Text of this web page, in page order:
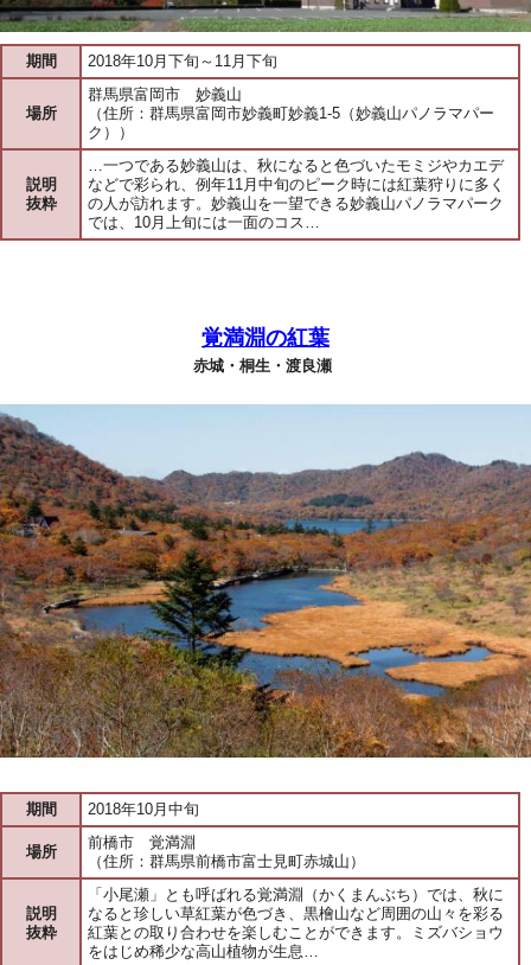
期間 2018年10月下旬～11月下旬
場所
群馬県富岡市 妙義山
（住所：群馬県富岡市妙義町妙義1-5（妙義山パノラマパー
ク））
説明
抜粋
…一つである妙義山は、秋になると色づいたモミジやカエデ
などで彩られ、例年11月中旬のピーク時には紅葉狩りに多く
の人が訪れます。妙義山を一望できる妙義山パノラマパーク
では、10月上旬には一面のコス…
覚満淵の紅葉
赤城・桐生・渡良瀬
期間 2018年10月中旬
場所
前橋市 覚満淵
（住所：群馬県前橋市富士見町赤城山）
説明
抜粋
「小尾瀬」とも呼ばれる覚満淵（かくまんぶち）では、秋に
なると珍しい草紅葉が色づき、黒檜山など周囲の山々を彩る
紅葉との取り合わせを楽しむことができます。ミズバショウ
をはじめ稀少な高山植物が生息…